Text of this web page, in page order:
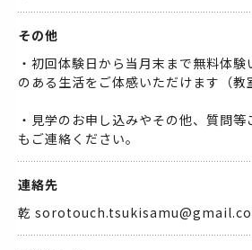
その他
・初回体験日から当月末まで無料体
のある生活をご体感いただけます（教
・見学のお申し込みやその他、質問
もご連絡ください。
連絡先
乾